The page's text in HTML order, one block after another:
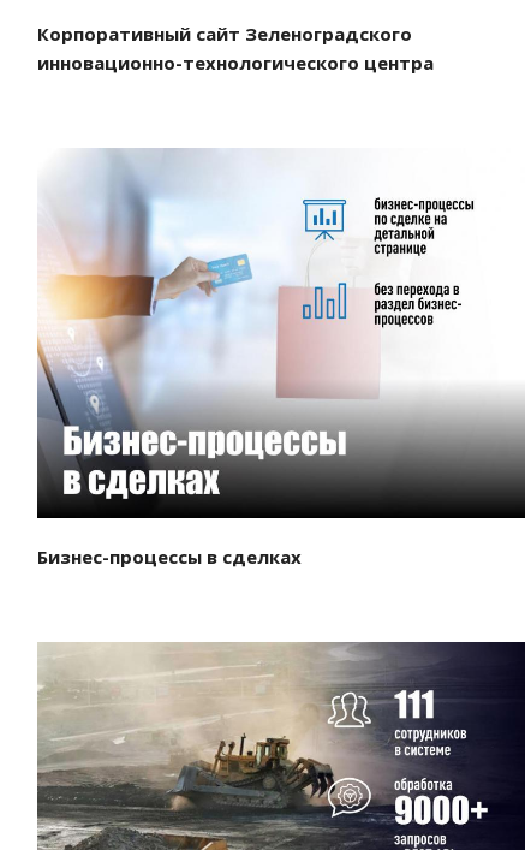
Корпоративный сайт Зеленоградского
инновационно-технологического центра
Бизнес-процессы в сделках
Смотреть проект